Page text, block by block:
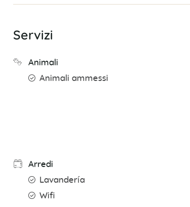
Servizi
Animali
Animali ammessi
Arredi
Lavandería
Wifi